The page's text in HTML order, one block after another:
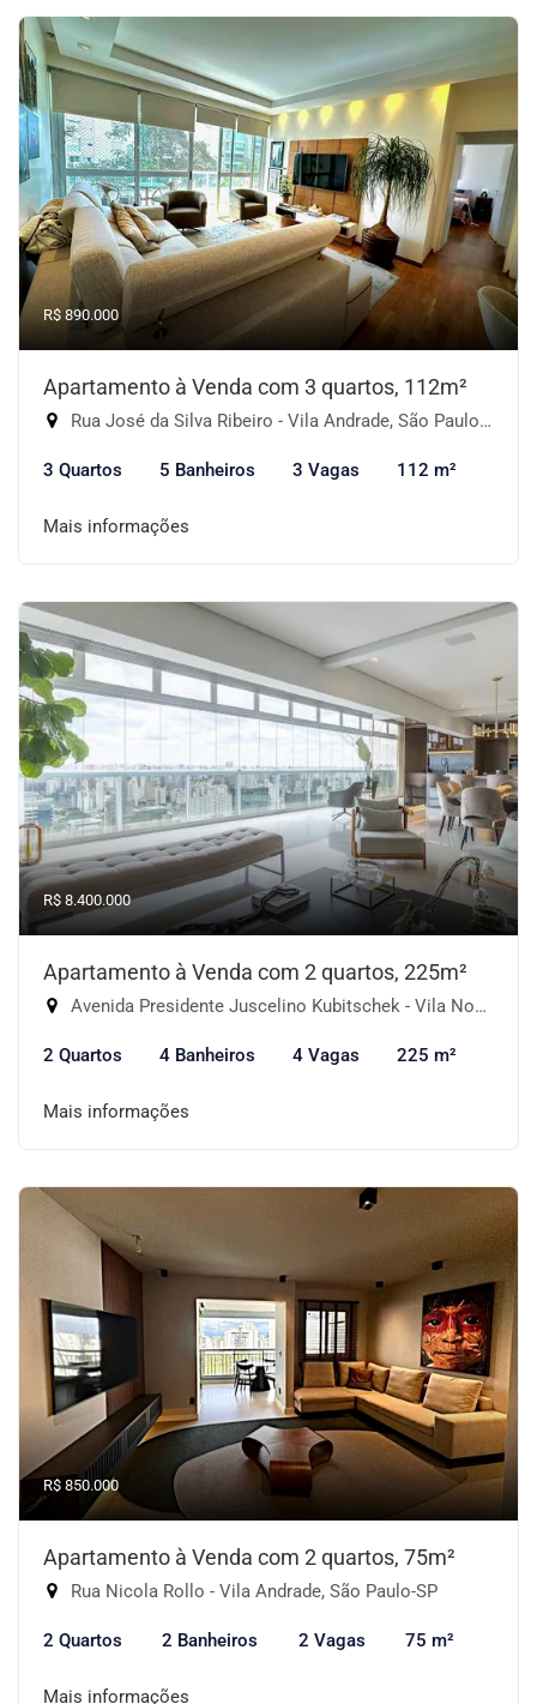
R$ 890.000
Apartamento à Venda com 3 quartos, 112m²
Rua José da Silva Ribeiro - Vila Andrade, São Paulo-SP
3 Quartos 5 Banheiros 3 Vagas 112 m²
Mais informações
R$ 8.400.000
Apartamento à Venda com 2 quartos, 225m²
Avenida Presidente Juscelino Kubitschek - Vila Nova Conceição, São Paulo-SP
2 Quartos 4 Banheiros 4 Vagas 225 m²
Mais informações
R$ 850.000
Apartamento à Venda com 2 quartos, 75m²
Rua Nicola Rollo - Vila Andrade, São Paulo-SP
2 Quartos 2 Banheiros 2 Vagas 75 m²
Mais informações